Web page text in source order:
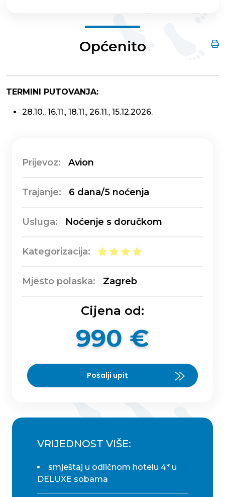
Općenito
TERMINI PUTOVANJA:
28.10., 16.11., 18.11., 26.11., 15.12.2026.
Prijevoz: Avion
Trajanje: 6 dana/5 noćenja
Usluga: Noćenje s doručkom
Kategorizacija:
Mjesto polaska: Zagreb
Cijena od:
990 €
Pošalji upit
VRIJEDNOST VIŠE:
smještaj u odličnom hotelu 4* u
DELUXE sobama